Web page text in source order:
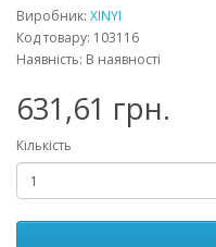
Виробник: XINYI
Код товару: 103116
Наявність: В наявності
631,61 грн.
Кількість